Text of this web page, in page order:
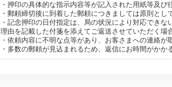
・押印の具体的な指示内容等が記入された用紙等及び
・郵頼締切後に到着した郵頼につきましては原則とし
・記念押印の日付指定は、局の状況により対応でき
理由を記載した付箋を添えてご返送させていただく場
・依頼内容に不明な点等があり、お客さまへの連絡
・多数の郵頼が見込まれるため、返信にお時間がかか